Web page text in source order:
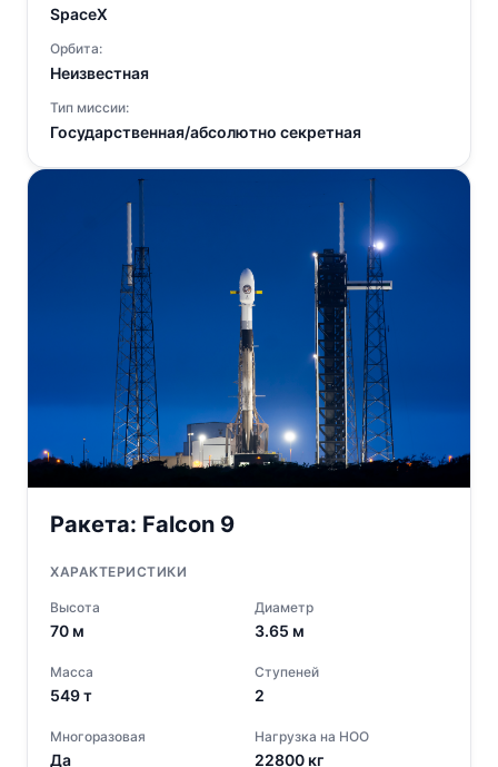
SpaceX
Орбита:
Неизвестная
Тип миссии:
Государственная/абсолютно секретная
Ракета: Falcon 9
ХАРАКТЕРИСТИКИ
Высота
70 м
Диаметр
3.65 м
Масса
549т
Ступеней
2
Многоразовая
Да
Нагрузка на НОО
22800 кг